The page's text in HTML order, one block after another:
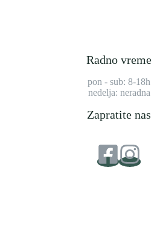
Radno vreme
pon - sub: 8-18h
nedelja: neradna
Zapratite nas